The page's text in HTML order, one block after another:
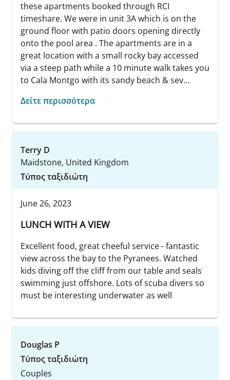
these apartments booked through RCI
timeshare. We were in unit 3A which is on the
ground floor with patio doors opening directly
onto the pool area . The apartments are in a
great location with a small rocky bay accessed
via a steep path while a 10 minute walk takes you
to Cala Montgo with its sandy beach & sev...
Δείτε περισσότερα
Terry D
Maidstone, United Kingdom
Τύπος ταξιδιώτη
June 26, 2023
LUNCH WITH A VIEW
Excellent food, great cheeful service - fantastic
view across the bay to the Pyranees. Watched
kids diving off the cliff from our table and seals
swimming just offshore. Lots of scuba divers so
must be interesting underwater as well
Douglas P
Τύπος ταξιδιώτη
Couples